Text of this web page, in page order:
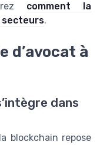
comment la
secteurs.
d’avocat à
dans
blockchain repose